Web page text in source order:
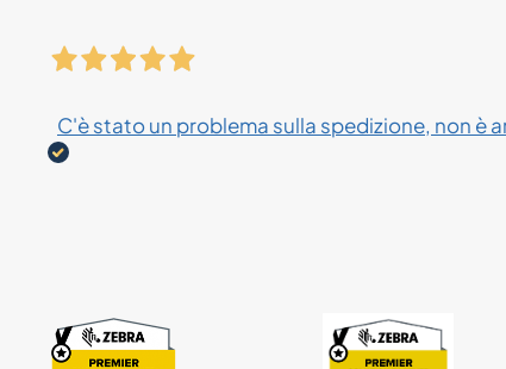
C'è stato un problema sulla spedizione, non